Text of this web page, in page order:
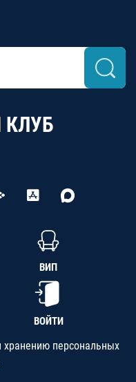
ВИП
ВОЙТИ
хранению персональных